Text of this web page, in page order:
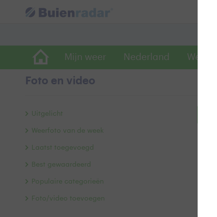
Mijn weer Nederland
Foto en video
Alle
Uitgelicht
Weerfoto van de week
Laatst toegevoegd
Best gewaardeerd
Populaire categorieën
Foto/video toevoegen